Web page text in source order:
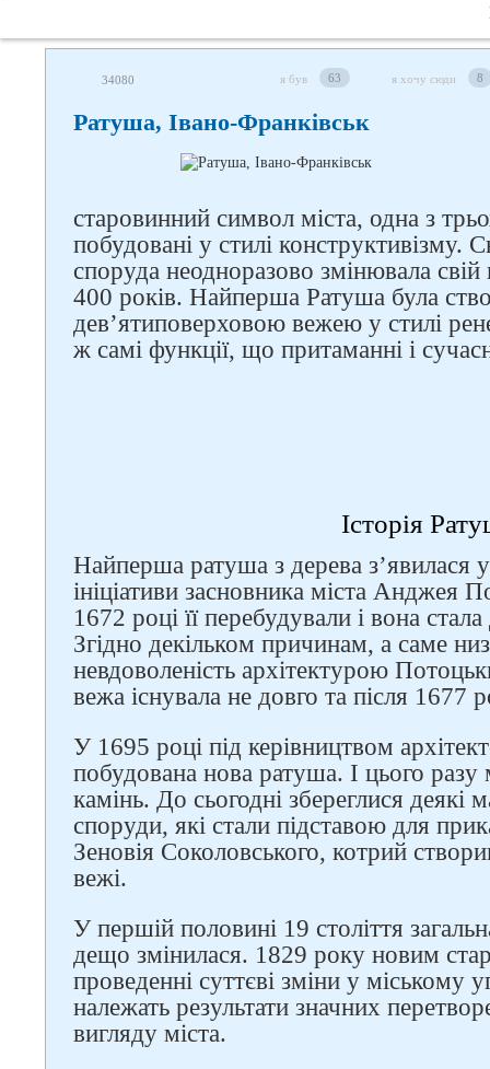
34080 я був 63 я хочу сюди 8
Ратуша, Івано-Франківськ
старовинний символ міста, одна з
побудовані у стилі конструктивізму.
споруда неодноразово змінювала
400 років. Найперша Ратуша була
дев’ятиповерховою вежею у стилі
ж самі функції, що притаманні і
Історія
Найперша ратуша з дерева з’явилася
ініціативи засновника міста Анджея
1672 році її перебудували і вона
Згідно декільком причинам, а саме
невдоволеність архітектурою
вежа існувала не довго та після 1677
У 1695 році під керівництвом
побудована нова ратуша. І цього
камінь. До сьогодні збереглися деякі
споруди, які стали підставою для
Зеновія Соколовського, котрий
вежі.
У першій половині 19 століття
дещо змінилася. 1829 року новим
проведенні суттєві зміни у міському
належать результати значних
вигляду міста.